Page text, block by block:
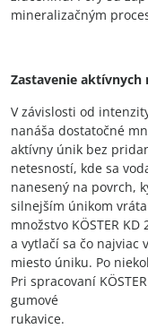
mineralizačným
Zastavenie aktívnych
V závislosti od
nanáša dostatočné
aktívny únik bez
netesností, kde sa
nanesený na povrch,
silnejším únikom
množstvo KÖSTER
a vytlačí sa čo najviac
miesto úniku. Po
Pri spracovaní
gumové
rukavice.